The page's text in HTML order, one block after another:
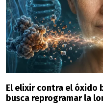
El elixir contra el óxido
busca reprogramar la